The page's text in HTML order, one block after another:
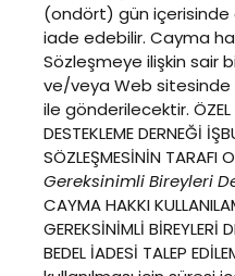
(ondört) gün içerisinde
iade edebilir. Cayma
Sözleşmeye ilişkin sair
ve/veya Web sitesinde
ile gönderilecektir. ÖZEL
DESTEKLEME DERNEĞİ
SÖZLEŞMESİNİN TARAFI
Gereksinimli Bireyleri
CAYMA HAKKI
GEREKSİNİMLİ BİREYLERİ
BEDEL İADESİ TALEP